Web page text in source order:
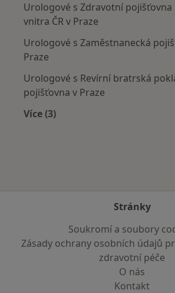
Urologové s Zdravotní
vnitra ČR v Praze
Urologové s Zaměstnanecká
Praze
Urologové s Revírní bratrská
pojišťovna v Praze
Více (3)
Stránky
Soukromí a soubory
Zásady ochrany osobních údajů
zdravotní péče
O nás
Kontakt